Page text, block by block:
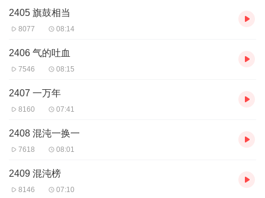
2405 旗鼓相当
8077 08:14
2406 气的吐血
7546 08:15
2407 一万年
8160 07:41
2408 混沌一换一
7618 08:01
2409 混沌榜
8146 07:10